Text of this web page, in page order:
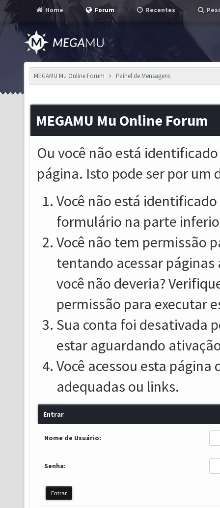
Home Forum Recentes
MEGAMU Mu Online Forum Painel de Mensagens
MEGAMU Mu Online Forum
Ou você não está
página. Isto pode ser por um
Você não está
formulário na parte
Você não tem permissão
tentando acessar
você não deveria?
permissão para executar
Sua conta foi desativada
estar aguardando
Você acessou esta
adequadas ou links.
Entrar
Nome de Usuário:
Senha: